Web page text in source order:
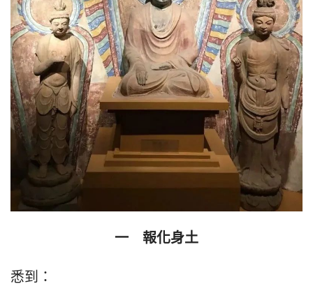
一　報化身土
悉到：